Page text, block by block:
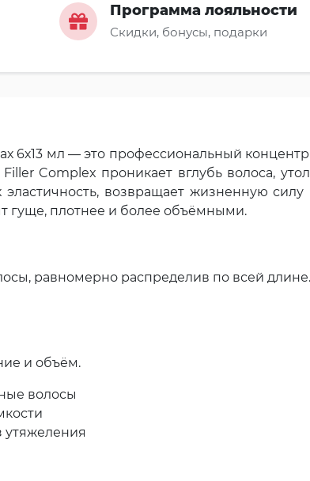
Программа лояльности
Скидки, бонусы, подарки
6х13 мл — это профессиональный
Complex проникает вглубь волоса,
возвращает жизненную
гуще, плотнее и более объёмными.
равномерно распределив по всей
и объём.
волосы
утяжеления